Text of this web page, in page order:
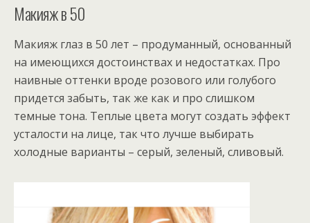
Макияж в 50
Макияж глаз в 50 лет – продуманный, основанный
на имеющихся достоинствах и недостатках. Про
наивные оттенки вроде розового или голубого
придется забыть, так же как и про слишком
темные тона. Теплые цвета могут создать эффект
усталости на лице, так что лучше выбирать
холодные варианты – серый, зеленый, сливовый.